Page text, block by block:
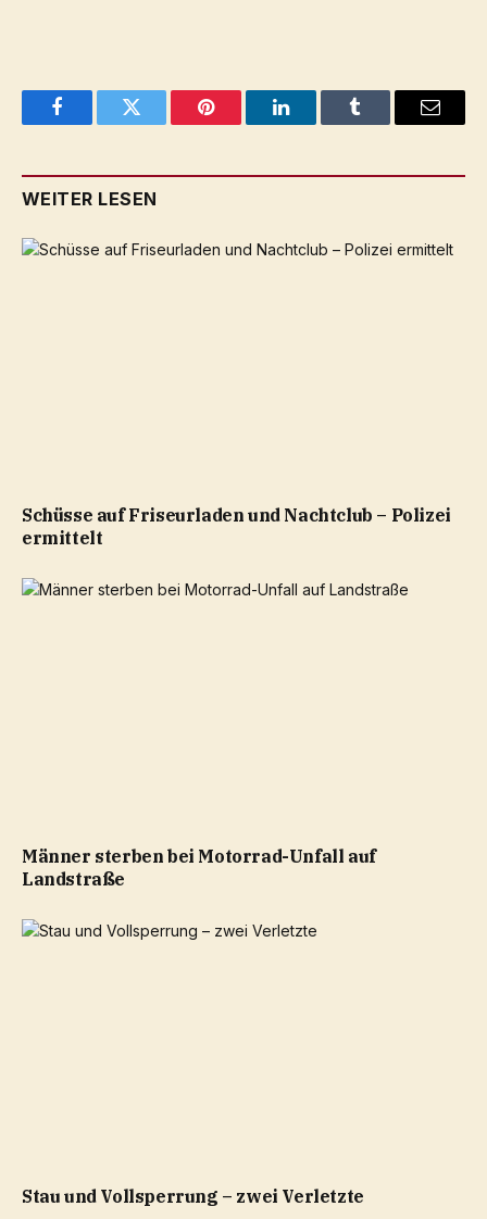
FacebookTwitter Pinterest LinkedInTumblr Email
WEITER LESEN
Schüsse auf Friseurladen und Nachtclub – Polizei
ermittelt
Männer sterben bei Motorrad-Unfall auf
Landstraße
Stau und Vollsperrung – zwei Verletzte